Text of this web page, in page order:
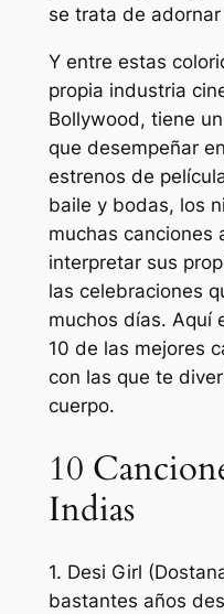
se trata de
Y entre estas
propia industria
Bollywood, tiene
que desempeñar
estrenos de
baile y bodas, los
muchas canciones
interpretar sus
las celebraciones
muchos días. Aquí
10 de las mejores
con las que te
cuerpo.
10
Indias
1. Desi Girl
bastantes años